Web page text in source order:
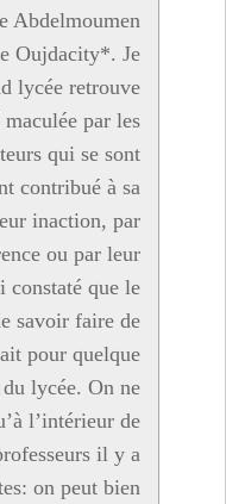
Abdelmoumen
Oujdacity*. Je
lycée retrouve
par les
qui se sont
contribué à sa
inaction, par
ou par leur
constaté que le
savoir faire de
pour quelque
du lycée. On ne
l’intérieur de
il y a
on peut bien